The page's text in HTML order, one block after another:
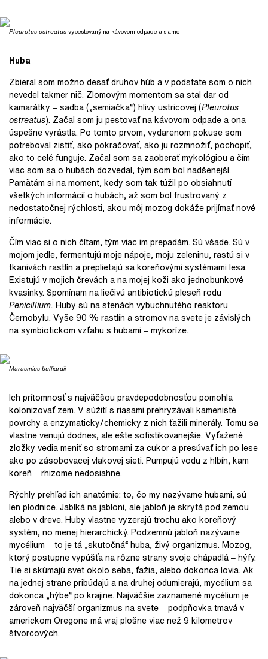
Pleurotus ostreatus vypestovaný na kávovom odpade a slame
Huba
Zbieral som možno desať druhov húb a v podstate som o nich
nevedel takmer nič. Zlomovým momentom sa stal dar od
kamarátky ‒ sadba („semiačka“) hlivy ustricovej (Pleurotus
ostreatus). Začal som ju pestovať na kávovom odpade a ona
úspešne vyrástla. Po tomto prvom, vydarenom pokuse som
potreboval zistiť, ako pokračovať, ako ju rozmnožiť, pochopiť,
ako to celé funguje. Začal som sa zaoberať mykológiou a čím
viac som sa o hubách dozvedal, tým som bol nadšenejší.
Pamätám si na moment, kedy som tak túžil po obsiahnutí
všetkých informácií o hubách, až som bol frustrovaný z
nedostatočnej rýchlosti, akou môj mozog dokáže prijímať nové
informácie.
Čím viac si o nich čítam, tým viac im prepadám. Sú všade. Sú v
mojom jedle, fermentujú moje nápoje, moju zeleninu, rastú si v
tkanivách rastlín a preplietajú sa koreňovými systémami lesa.
Existujú v mojich črevách a na mojej koži ako jednobunkové
kvasinky. Spomínam na liečivú antibiotickú pleseň rodu
Penicillium. Huby sú na stenách vybuchnutého reaktoru
Černobylu. Vyše 90 % rastlín a stromov na svete je závislých
na symbiotickom vzťahu s hubami ‒ mykoríze.
Marasmius bulliardii
Ich prítomnosť s najväčšou pravdepodobnosťou pomohla
kolonizovať zem. V súžití s riasami prehryzávali kamenisté
povrchy a enzymaticky/chemicky z nich ťažili minerály. Tomu sa
vlastne venujú dodnes, ale ešte sofistikovanejšie. Vyťažené
zložky vedia meniť so stromami za cukor a presúvať ich po lese
ako po zásobovacej vlakovej sieti. Pumpujú vodu z hlbín, kam
koreň ‒ rhizome nedosiahne.
Rýchly prehľad ich anatómie: to, čo my nazývame hubami, sú
len plodnice. Jablká na jabloni, ale jabloň je skrytá pod zemou
alebo v dreve. Huby vlastne vyzerajú trochu ako koreňový
systém, no menej hierarchický. Podzemnú jabloň nazývame
mycélium ‒ to je tá „skutočná“ huba, živý organizmus. Mozog,
ktorý postupne vypúšťa na rôzne strany svoje chápadlá ‒ hýfy.
Tie si skúmajú svet okolo seba, ťažia, alebo dokonca lovia. Ak
na jednej strane pribúdajú a na druhej odumierajú, mycélium sa
dokonca „hýbe“ po krajine. Najväčšie zaznamené mycélium je
zároveň najväčší organizmus na svete ‒ podpňovka tmavá v
americkom Oregone má vraj plošne viac než 9 kilometrov
štvorcových.